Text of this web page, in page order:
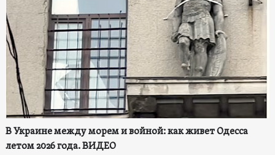
В Украине между морем и войной: как живет Одесса
летом 2026 года. ВИДЕО